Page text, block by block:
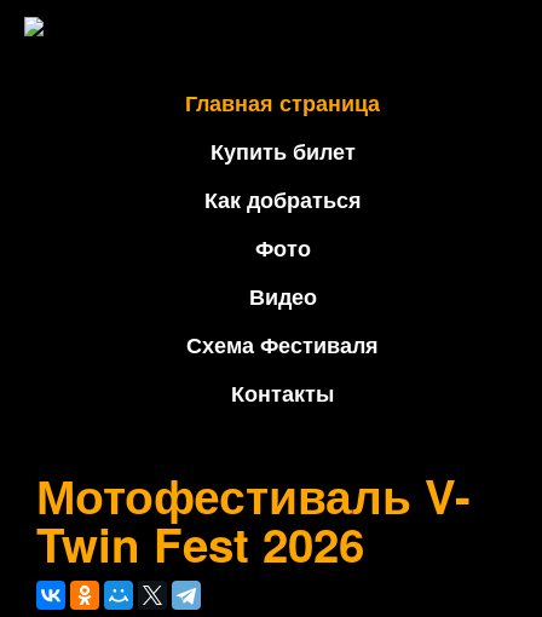
Главная страница
Купить билет
Как добраться
Фото
Видео
Схема Фестиваля
Контакты
Мотофестиваль V-
Twin Fest 2026